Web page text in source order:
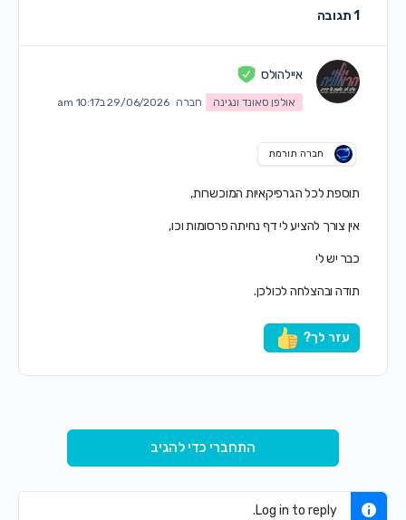
איילהולס
אולפן סאונד ונגינה חברה 29/06/2026 ב10:17 am
חברה תורמת
תוספת לכל הגרפיקאיות המוכשרות,
אין צורך להציע לי דף נחיתה פרסומות וכו,
כבר יש לי
תודה ובהצלחה לכולכן.
עזר לך?
התחברי כדי להגיב
Log in to reply.